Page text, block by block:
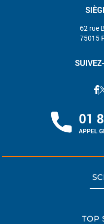
62 rue
75015
01
APPEL
TOP